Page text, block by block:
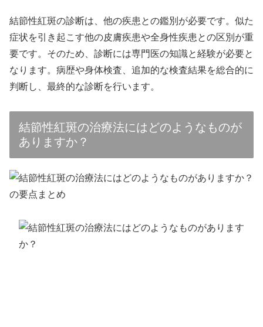
結節性紅斑の診断は、他の疾患との鑑別が必要です。似た
症状を引き起こす他の皮膚疾患や全身性疾患との区別が重
要です。そのため、診断には専門医の知識と経験が必要と
なります。病歴や身体検査、追加的な検査結果を総合的に
判断し、最終的な診断を行います。
結節性紅斑の治療法にはどのようなものが
ありますか？